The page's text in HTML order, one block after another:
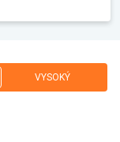
VYSOKÝ